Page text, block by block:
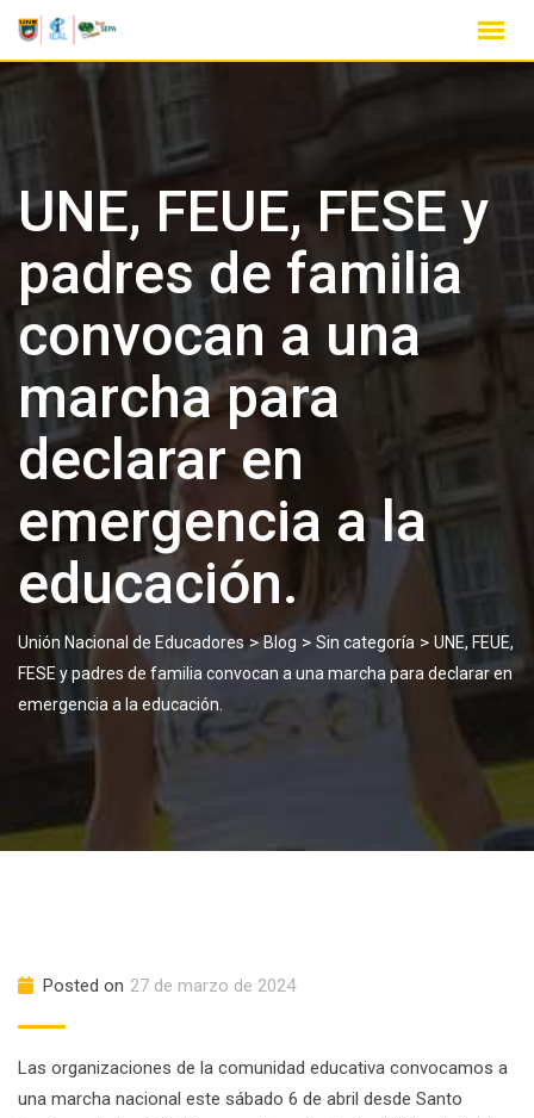
UNE, FEUE, FESE y
padres de familia
convocan a una
marcha para
declarar en
emergencia a la
educación.
Unión Nacional de Educadores>Blog > Sin categoría > UNE, FEUE,
FESE y padres de familia convocan a una marcha para declarar en
emergencia a la educación.
Posted on 27 de marzo de 2024
Las organizaciones de la comunidad educativa convocamos a
una marcha nacional este sábado 6 de abril desde Santo